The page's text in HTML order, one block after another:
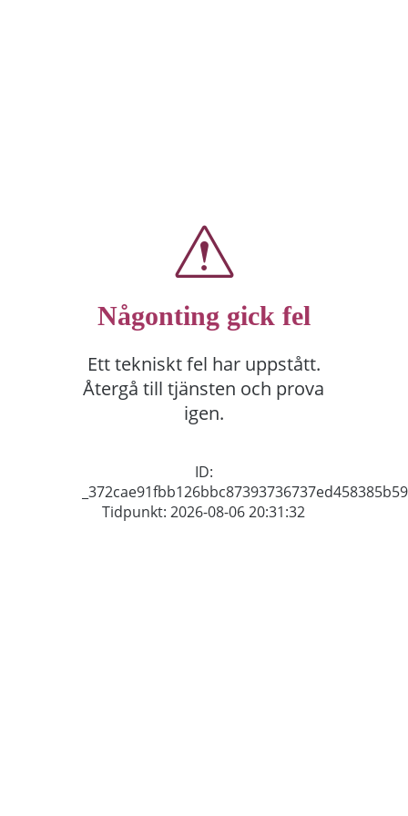
Någonting gick fel
Ett tekniskt fel har uppstått.
Återgå till tjänsten och prova
igen.
ID:
Tidpunkt: 2026-08-06 20:31:32